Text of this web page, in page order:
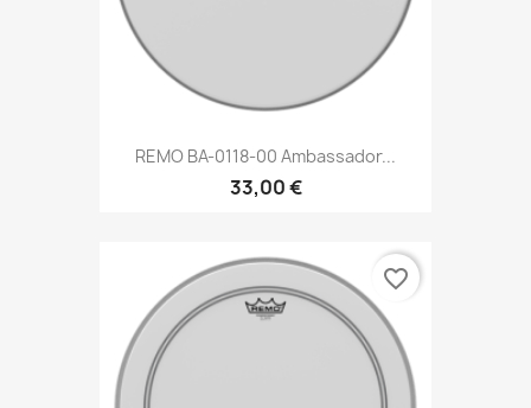
REMO BA-0118-00 Ambassador...
33,00 €
favorite_border